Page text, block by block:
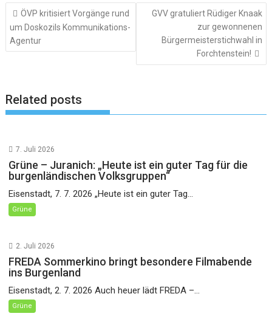
Beitragsnavigation
ÖVP kritisiert Vorgänge rund
um Doskozils Kommunikations-
Agentur
GVV gratuliert Rüdiger Knaak
zur gewonnenen
Bürgermeisterstichwahl in
Forchtenstein!
Related posts
7. Juli 2026
Grüne – Juranich: „Heute ist ein guter Tag für die
burgenländischen Volksgruppen“
Eisenstadt, 7. 7. 2026 „Heute ist ein guter Tag...
Grüne
2. Juli 2026
FREDA Sommerkino bringt besondere Filmabende
ins Burgenland
Eisenstadt, 2. 7. 2026 Auch heuer lädt FREDA –...
Grüne